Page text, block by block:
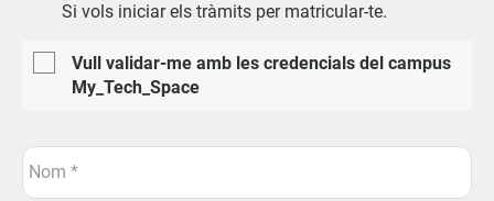
Si vols iniciar els tràmits per matricular-te.
Vull validar-me amb les credencials del campus
My_Tech_Space